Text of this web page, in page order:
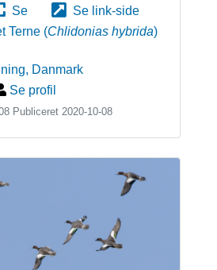
Se
Se link-side
Terne (Chlidonias hybrida)
, Danmark
Se profil
Publiceret 2020-10-08